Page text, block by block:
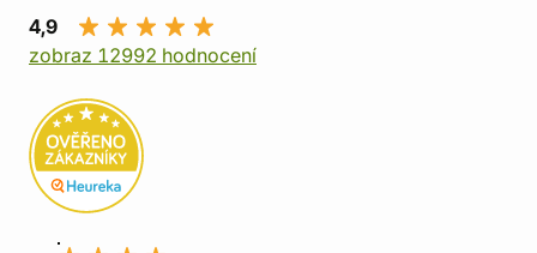
4,9
zobraz 12992 hodnocení